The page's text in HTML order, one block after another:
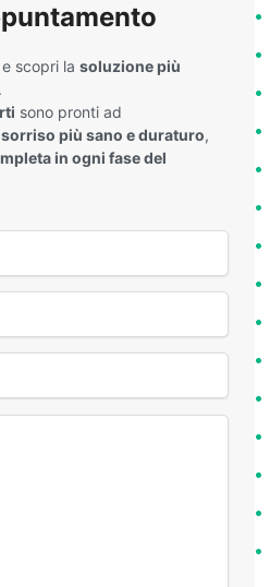
e scopri la soluzione più
.
sono pronti ad
sorriso più sano e duraturo,
in ogni fase del